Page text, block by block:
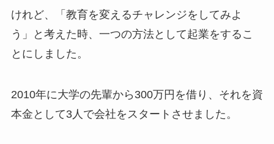
けれど、「教育を変えるチャレンジをしてみよ
う」と考えた時、一つの方法として起業をするこ
とにしました。
2010年に大学の先輩から300万円を借り、それを資
本金として3人で会社をスタートさせました。